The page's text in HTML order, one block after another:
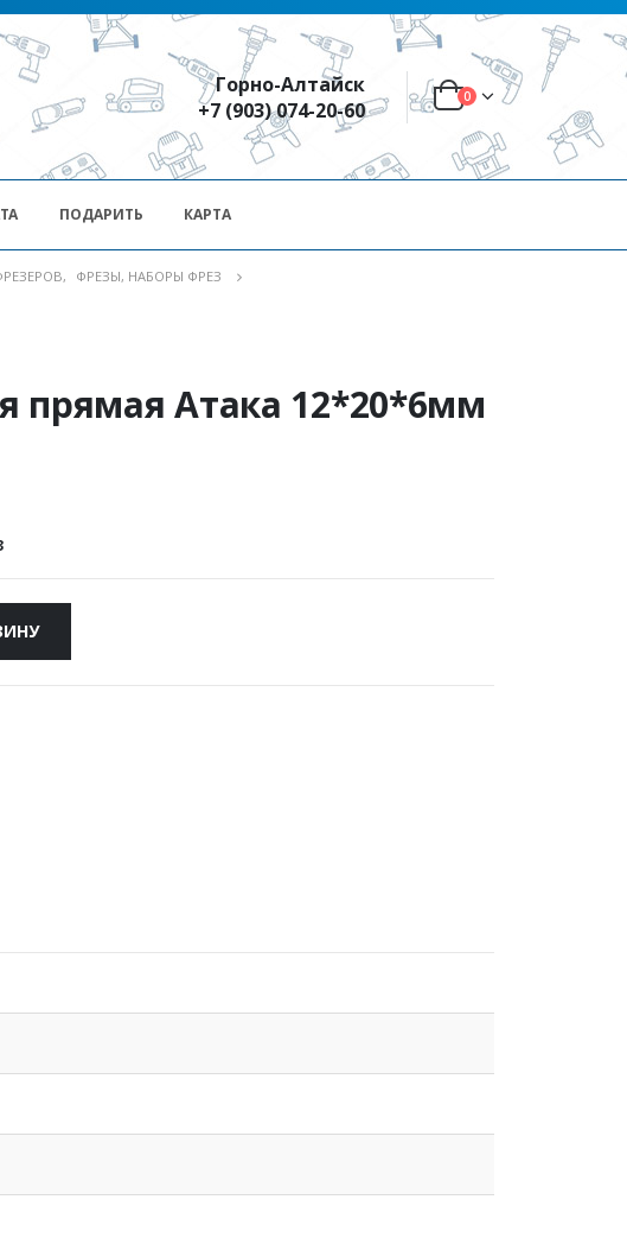
Горно-Алтайск
+7 (903) 074-20-60
0
ПОДАРИТЬ КАРТА
,
ФРЕЗЫ, НАБОРЫ ФРЕЗ
прямая Атака 12*20*6мм